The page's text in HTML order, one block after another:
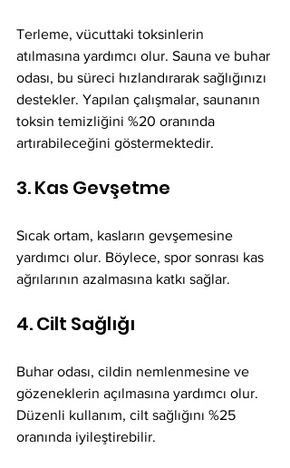
Terleme, vücuttaki toksinlerin
atılmasına yardımcı olur. Sauna ve buhar
odası, bu süreci hızlandırarak sağlığınızı
destekler. Yapılan çalışmalar, saunanın
toksin temizliğini %20 oranında
artırabileceğini göstermektedir.
3. Kas Gevşetme
Sıcak ortam, kasların gevşemesine
yardımcı olur. Böylece, spor sonrası kas
ağrılarının azalmasına katkı sağlar.
4. Cilt Sağlığı
Buhar odası, cildin nemlenmesine ve
gözeneklerin açılmasına yardımcı olur.
Düzenli kullanım, cilt sağlığını %25
oranında iyileştirebilir.